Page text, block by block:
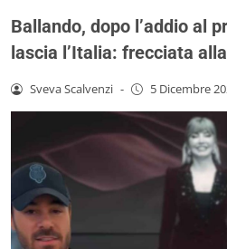
Ballando, dopo l’addio al
lascia l’Italia: frecciata
Sveva Scalvenzi - 5 Dicembre